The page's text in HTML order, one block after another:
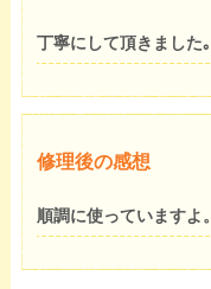
丁寧にして頂きました｡
修理後の感想
順調に使っていますよ。